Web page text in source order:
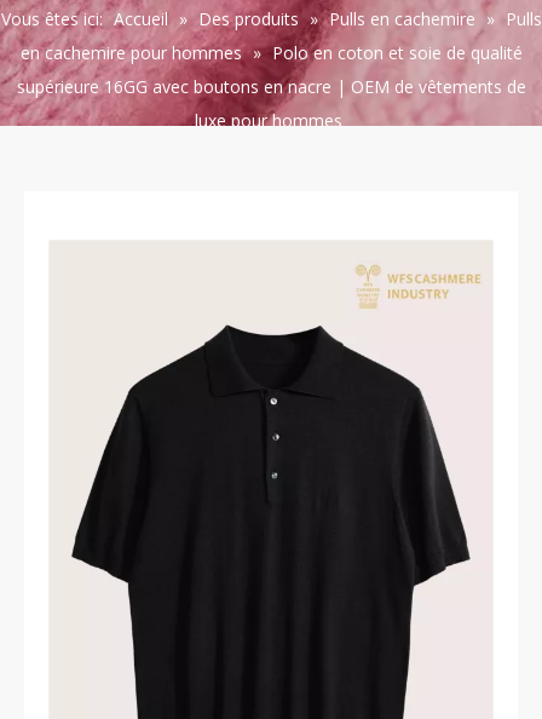
Vous êtes ici: Accueil » Des produits » Pulls en cachemire » Pulls
en cachemire pour hommes » Polo en coton et soie de qualité
supérieure 16GG avec boutons en nacre | OEM de vêtements de
luxe pour hommes